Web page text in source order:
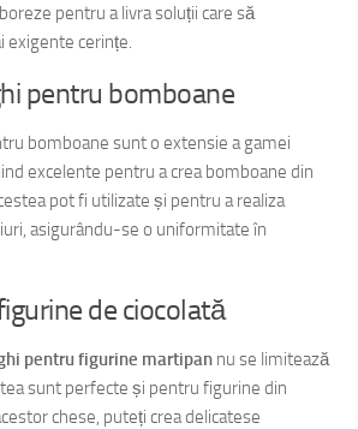
pentru a livra soluții care să
exigente cerințe.
pentru bomboane
bomboane sunt o extensie a gamei
excelente pentru a crea bomboane din
pot fi utilizate și pentru a realiza
asigurându-se o uniformitate în
de ciocolată
pentru figurine martipan nu se limitează
sunt perfecte și pentru figurine din
chese, puteți crea delicatese